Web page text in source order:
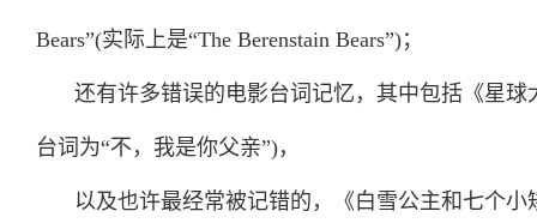
Bears”(实际上是“The Berenstain Bears”)；
还有许多错误的电影台词记忆，其中包括《星球
台词为“不，我是你父亲”)，
以及也许最经常被记错的，《白雪公主和七个